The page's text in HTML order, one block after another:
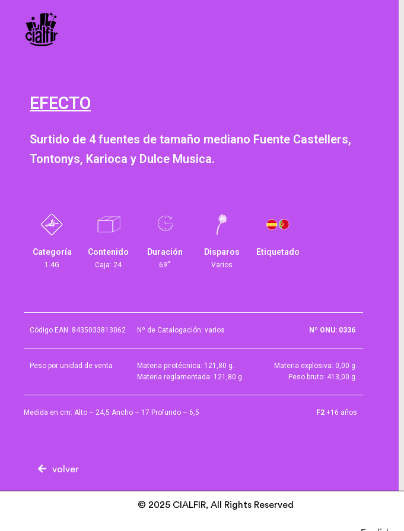
EFECTO
Surtido de 4 fuentes de tamaño mediano Fuente Castellers,
Tontonys, Karioca y Dulce Musica.
Categoría
1.4G
Contenido
Caja: 24
Duración
69”'
Disparos
Varios
Etiquetado
Código EAN: 8435033813062 Nº de Catalogación: varios Nº ONU: 0336
Peso por unidad de venta
Materia pirotécnica: 121,80 g.
Materia reglamentada: 121,80 g.
Materia explosiva: 0,00 g.
Peso bruto: 413,00 g.
Medida en cm: Alto – 24,5 Ancho – 17 Profundo – 6,5 F2 +16 años
volver
© 2025 CIALFIR, All Rights Reserved